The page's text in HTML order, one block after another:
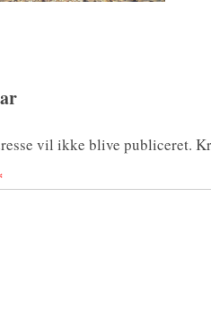
vil ikke blive publiceret.